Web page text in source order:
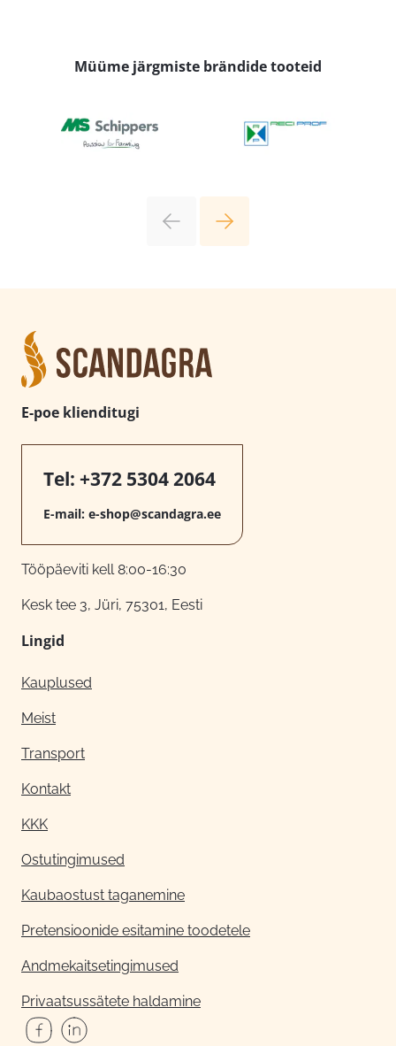
Müüme järgmiste brändide tooteid
E-poe klienditugi
Tel: +372 5304 2064
E-mail: e-shop@scandagra.ee
Tööpäeviti kell 8:00-16:30
Kesk tee 3, Jüri, 75301, Eesti
Lingid
Kauplused
Meist
Transport
Kontakt
KKK
Ostutingimused
Kaubaostust taganemine
Pretensioonide esitamine toodetele
Andmekaitsetingimused
Privaatsussätete haldamine